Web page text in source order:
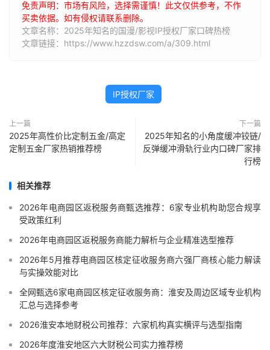
免责声明：市场有风险，选择需谨慎！此文仅供参考，不作
买卖依据。如有侵权请联系删除。
文章名称：2025年知名的国漫/影视IP授权厂家口碑热榜
文章链接：https://www.hzzdsw.com/a/309.html
IP授权厂家
上一篇
2025年高性价比定制五金/高定
定制五金厂家热销推荐榜
下一篇
2025年知名的小角度缓冲铰链/
反弹缓冲滑轨行业内口碑厂家排
行榜
相关推荐
2026年电商园区返税服务商甄选推荐：6家专业机构助您合规享
受政策红利
2026年电商园区返税服务商能力解析与企业精准选型推荐
2026年5月推荐电商园区核定征收服务商六强厂商核心能力解读
与实操效能对比
全网甄选6家电商园区核定征收服务商：淮安及周边区域专业机构
汇总与选择参考
2026淮安本地财税公司推荐：六家机构真实横评与选型指南
2026年度淮安地区六大财税公司实力推荐榜